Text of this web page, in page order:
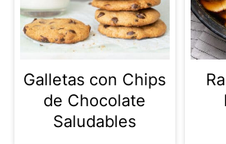
Galletas con Chips
de Chocolate
Saludables